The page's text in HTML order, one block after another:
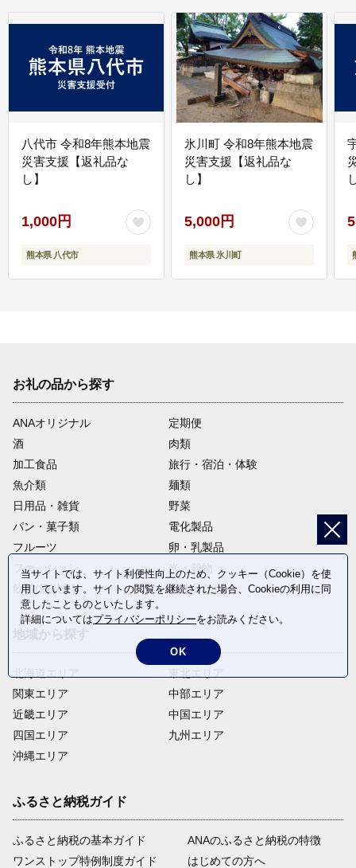
八代市 令和8年熊本地震
災害支援【返礼品な
し】
1,000円
熊本県 八代市
氷川町 令和8年熊本地震
災害支援【返礼品な
し】
5,000円
熊本県 氷川町
お礼の品から探す
ANAオリジナル
定期便
酒
肉類
加工食品
旅行・宿泊・体験
魚介類
麺類
日用品・雑貨
野菜
パン・菓子類
電化製品
フルーツ
卵・乳製品
ファッション
米・穀物
飲料(酒以外)
返礼品なし
関東エリア
近畿エリア
四国エリア
沖縄エリア
中部エリア
中国エリア
九州エリア
ふるさと納税ガイド
ふるさと納税の基本ガイド
ワンストップ特例制度ガイド
ANAのふるさと納税の特徴
はじめての方へ
当サイトでは、サイト利便性向上のため、クッキー（Cookie）を使
用しています。サイトの閲覧を継続された場合、Cookieの利用に同
意したことものといたします。
詳細についてはプライバシーポリシーをお読みください。
OK